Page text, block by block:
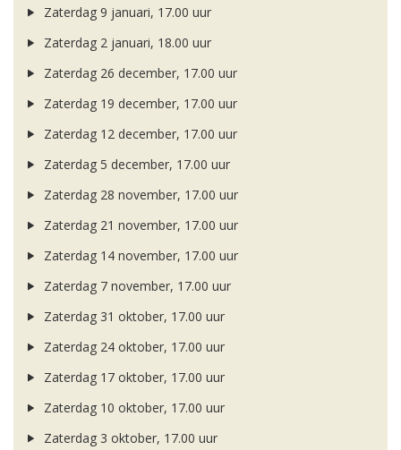
Zaterdag 9 januari, 17.00 uur
Zaterdag 2 januari, 18.00 uur
Zaterdag 26 december, 17.00 uur
Zaterdag 19 december, 17.00 uur
Zaterdag 12 december, 17.00 uur
Zaterdag 5 december, 17.00 uur
Zaterdag 28 november, 17.00 uur
Zaterdag 21 november, 17.00 uur
Zaterdag 14 november, 17.00 uur
Zaterdag 7 november, 17.00 uur
Zaterdag 31 oktober, 17.00 uur
Zaterdag 24 oktober, 17.00 uur
Zaterdag 17 oktober, 17.00 uur
Zaterdag 10 oktober, 17.00 uur
Zaterdag 3 oktober, 17.00 uur